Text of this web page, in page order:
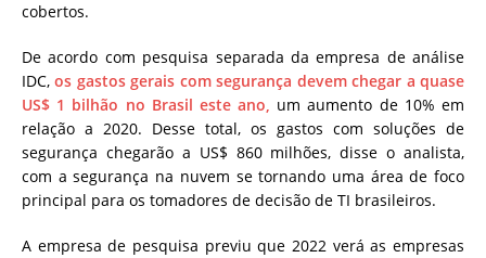
cobertos.
De acordo com pesquisa separada da empresa de análise
IDC,os gastos gerais com segurança devem chegar a quase
US$ 1 bilhão no Brasil este ano, um aumento de 10% em
relação a 2020. Desse total, os gastos com soluções de
segurança chegarão a US$ 860 milhões, disse o analista,
com a segurança na nuvem se tornando uma área de foco
principal para os tomadores de decisão de TI brasileiros.
A empresa de pesquisa previu que 2022 verá as empresas